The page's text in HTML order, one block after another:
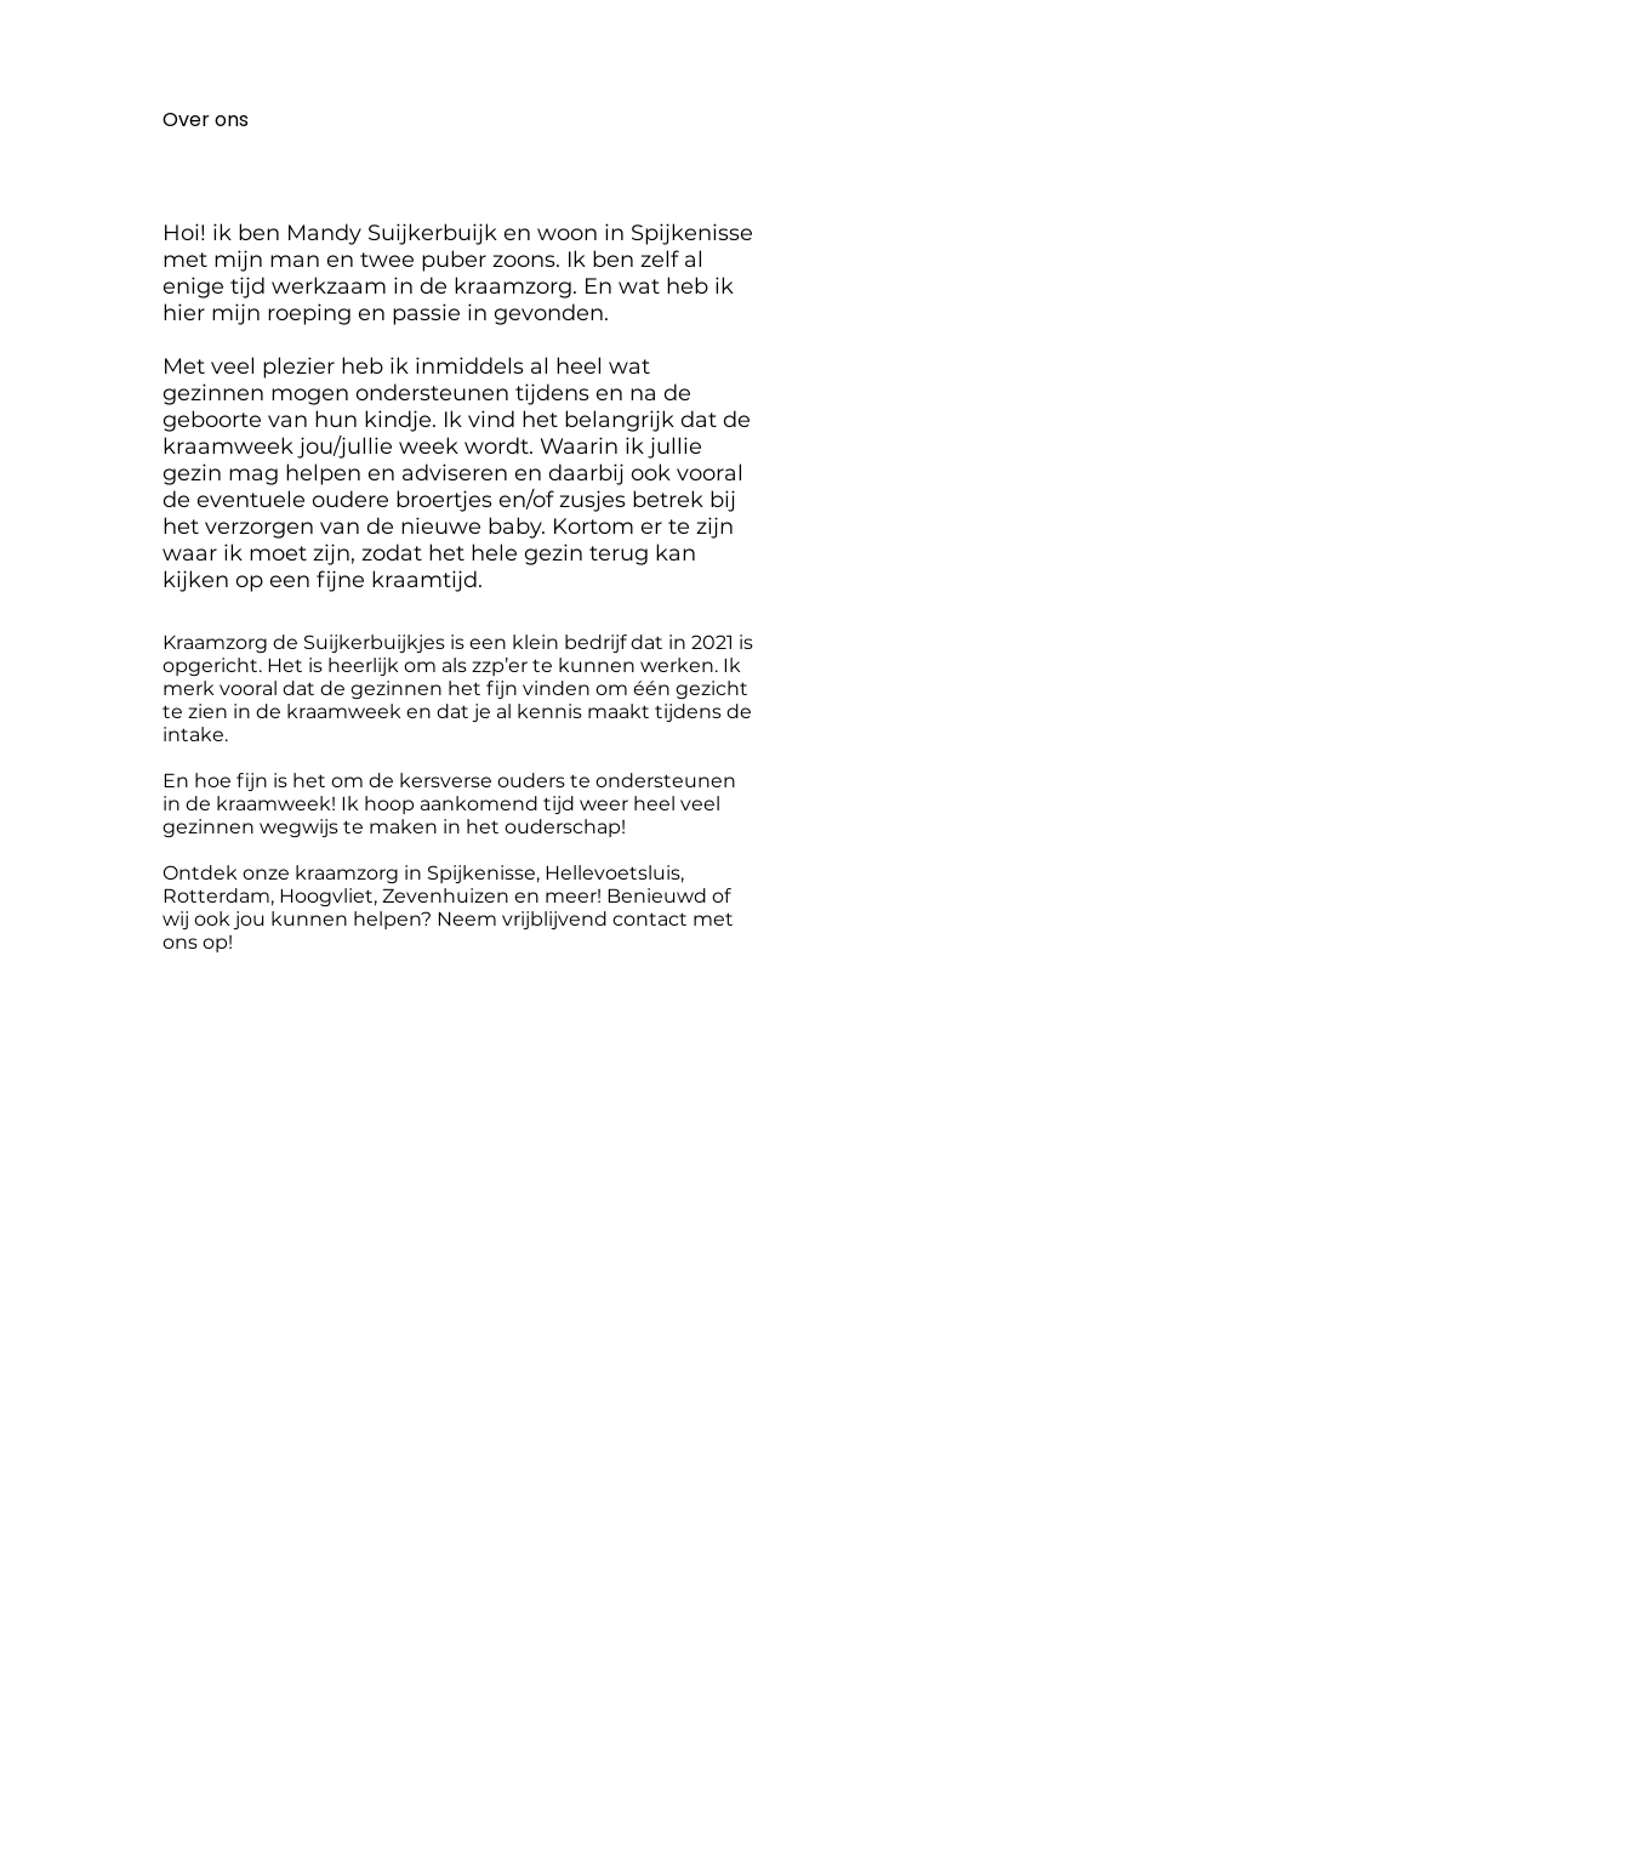
Over ons
Hoi! ik ben Mandy Suijkerbuijk en woon in Spijkenisse
met mijn man en twee puber zoons. Ik ben zelf al
enige tijd werkzaam in de kraamzorg. En wat heb ik
hier mijn roeping en passie in gevonden.
Met veel plezier heb ik inmiddels al heel wat
gezinnen mogen ondersteunen tijdens en na de
geboorte van hun kindje. Ik vind het belangrijk dat de
kraamweek jou/jullie week wordt. Waarin ik jullie
gezin mag helpen en adviseren en daarbij ook vooral
de eventuele oudere broertjes en/of zusjes betrek bij
het verzorgen van de nieuwe baby. Kortom er te zijn
waar ik moet zijn, zodat het hele gezin terug kan
kijken op een fijne kraamtijd.
Kraamzorg de Suijkerbuijkjes is een klein bedrijf dat in 2021 is
opgericht. Het is heerlijk om als zzp’er te kunnen werken. Ik
merk vooral dat de gezinnen het fijn vinden om één gezicht
te zien in de kraamweek en dat je al kennis maakt tijdens de
intake.
En hoe fijn is het om de kersverse ouders te ondersteunen
in de kraamweek! Ik hoop aankomend tijd weer heel veel
gezinnen wegwijs te maken in het ouderschap!
Ontdek onze kraamzorg in Spijkenisse, Hellevoetsluis,
Rotterdam, Hoogvliet, Zevenhuizen en meer! Benieuwd of
wij ook jou kunnen helpen? Neem vrijblijvend contact met
ons op!